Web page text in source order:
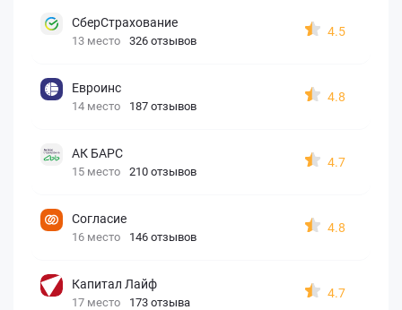
СберСтрахование
13 место 326 отзывов
4.5
Евроинс
14 место 187 отзывов
4.8
АК БАРС
15 место 210 отзывов
4.7
Согласие
16 место 146 отзывов
4.8
Капитал Лайф
17 место 173 отзыва
4.7